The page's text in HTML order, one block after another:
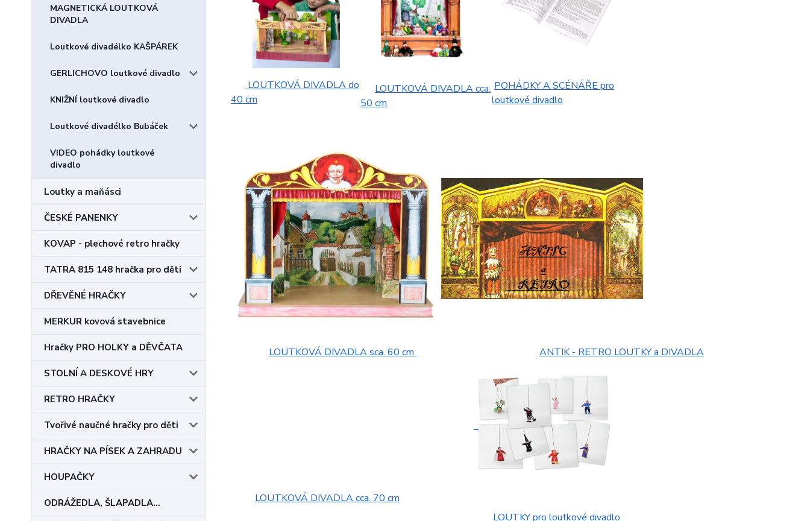
MAGNETICKÁ LOUTKOVÁ
DIVADLA
Loutkové divadélko KAŠPÁREK
GERLICHOVO loutkové divadlo
KNIŽNÍ loutkové divadlo
Loutkové divadélko Bubáček
VIDEO pohádky loutkové
divadlo
Loutky a maňásci
ČESKÉ PANENKY
KOVAP - plechové retro hračky
TATRA 815 148 hračka pro děti
DŘEVĚNÉ HRAČKY
MERKUR kovová stavebnice
Hračky PRO HOLKY a DĚVČATA
STOLNÍ A DESKOVÉ HRY
RETRO HRAČKY
Tvořivé naučné hračky pro děti
HRAČKY NA PÍSEK A ZAHRADU
HOUPAČKY
ODRÁŽEDLA, ŠLAPADLA...
LOUTKOVÁ DIVADLA do
40 cm
LOUTKOVÁ DIVADLA cca.
50 cm
POHÁDKY A SCÉNÁŘE pro
loutkové divadlo
LOUTKOVÁ DIVADLA sca. 60 cm ANTIK - RETRO LOUTKY a DIVADLA
LOUTKOVÁ DIVADLA cca. 70 cm
LOUTKY pro loutkové divadlo